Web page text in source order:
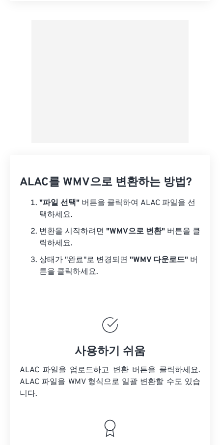
ALAC를 WMV으로 변환하는 방법?
"파일 선택" 버튼을 클릭하여 ALAC 파일을 선
택하세요.
변환을 시작하려면 "WMV으로 변환" 버튼을 클
릭하세요.
상태가 "완료"로 변경되면 "WMV 다운로드" 버
튼을 클릭하세요.
사용하기 쉬움
ALAC 파일을 업로드하고 변환 버튼을 클릭하세요.
ALAC 파일을 WMV 형식으로 일괄 변환할 수도 있습
니다.